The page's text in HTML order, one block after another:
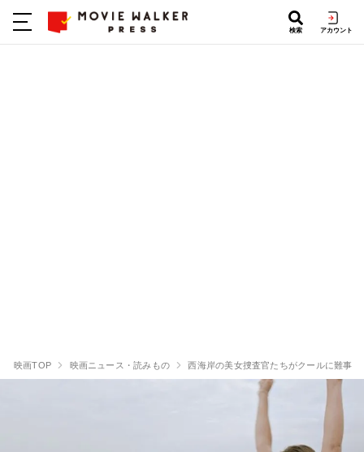
検索 アカウント
映画TOP 映画ニュース・読みもの 西海岸の美女捜査官たちがクールに難事件